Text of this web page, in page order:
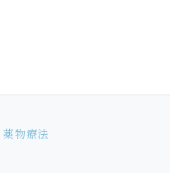
薬物療法